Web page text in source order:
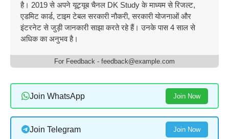
है। 2019 से अपने यूट्यूब चैनल DK Study के माध्यम से रिजल्ट,
एडमिट कार्ड, टाइम टेबल सरकारी नौकरी, सरकारी योजनाओं और
इंटरनेट से जुड़ी जानकारी साझा करते रहे हैं। उनके पास 4 साल से
अधिक का अनुभव है।
For Feedback - feedback@example.com
Join WhatsApp Join Now
Join Telegram Join Now